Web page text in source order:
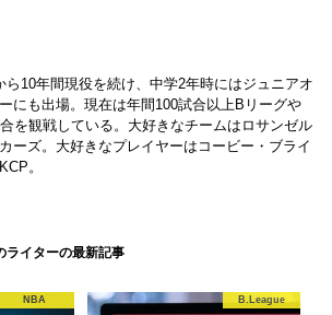
ら10年間現役を続け、中学2年時にはジュニアオ
にも出場。現在は年間100試合以上Bリーグや
を観戦している。大好きなチームはロサンゼル
ーズ。大好きなプレイヤーはコービー・ブライ
。
ライターの最新記事
NBA B.League